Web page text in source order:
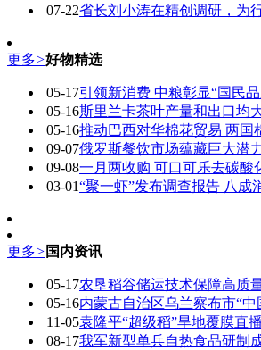
07-22省长刘小涛在精创调研，为
更多>好物精选
05-17引领新消费 中粮彰显“国民
05-16斯里兰卡茶叶产量和出口均
05-16推动巴西对华棉花贸易 两国
09-07俄罗斯餐饮市场蕴藏巨大潜
09-08一月两收购 可口可乐去碳酸
03-01“聚一虾”发布调查报告 八成
更多> 国内资讯
05-17农垦稻谷储运技术保障高质
05-16内蒙古自治区乌兰察布市“
11-05袁隆平“超级稻”旱地覆膜直
08-17我军新型单兵自热食品研制